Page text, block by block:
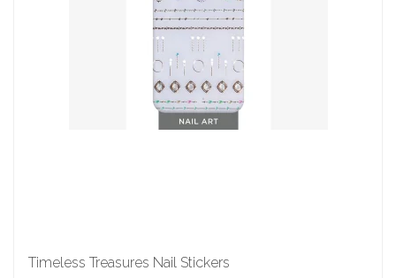
Timeless Treasures Nail Stickers